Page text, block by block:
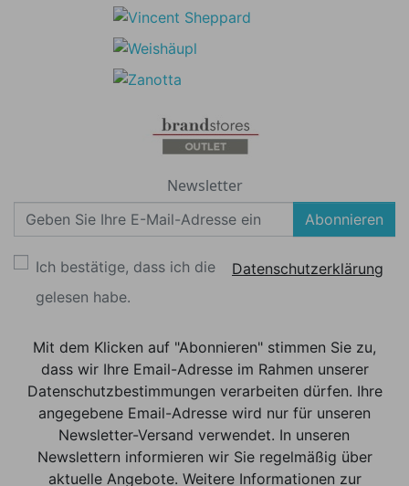
Newsletter
Abonnieren
Ich bestätige, dass ich die
Datenschutzerklärung
gelesen habe.
Mit dem Klicken auf "Abonnieren" stimmen Sie zu,
dass wir Ihre Email-Adresse im Rahmen unserer
Datenschutzbestimmungen verarbeiten dürfen. Ihre
angegebene Email-Adresse wird nur für unseren
Newsletter-Versand verwendet. In unseren
Newslettern informieren wir Sie regelmäßig über
aktuelle Angebote. Weitere Informationen zur